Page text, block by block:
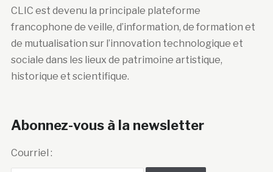
de mutualisation sur l’innovation technologique et
sociale dans les lieux de patrimoine artistique,
historique et scientifique.